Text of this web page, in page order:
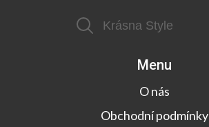
Menu
O nás
Obchodní podmínky